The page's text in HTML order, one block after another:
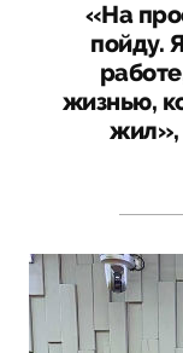
«На
пойду.
жизнью,
жил»,